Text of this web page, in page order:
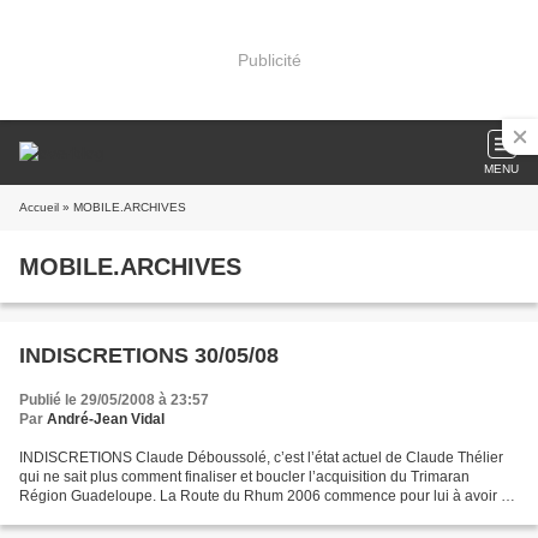
Publicité
MENU
Accueil » MOBILE.ARCHIVES
MOBILE.ARCHIVES
INDISCRETIONS 30/05/08
Publié le 29/05/2008 à 23:57
Par André-Jean Vidal
INDISCRETIONS Claude Déboussolé, c’est l’état actuel de Claude Thélier
qui ne sait plus comment finaliser et boucler l’acquisition du Trimaran
Région Guadeloupe. La Route du Rhum 2006 commence pour lui à avoir un